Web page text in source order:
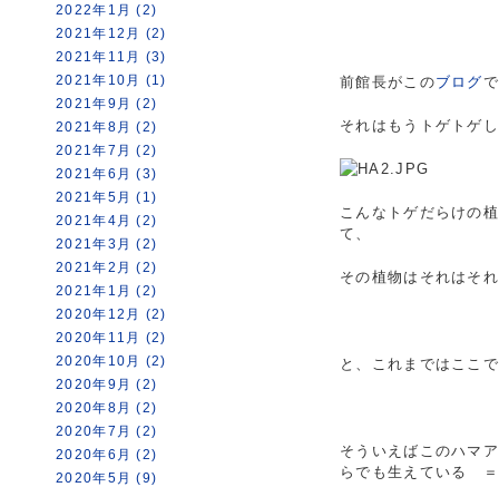
2022年1月 (2)
2021年12月 (2)
2021年11月 (3)
2021年10月 (1)
2021年9月 (2)
2021年8月 (2)
2021年7月 (2)
2021年6月 (3)
2021年5月 (1)
2021年4月 (2)
2021年3月 (2)
2021年2月 (2)
2021年1月 (2)
2020年12月 (2)
2020年11月 (2)
2020年10月 (2)
2020年9月 (2)
2020年8月 (2)
2020年7月 (2)
2020年6月 (2)
2020年5月 (9)
前館長がこのブログ
それはもうトゲトゲ
こんなトゲだらけの
て、
その植物はそれはそ
と、これまではここ
そういえばこのハマ
らでも生えている